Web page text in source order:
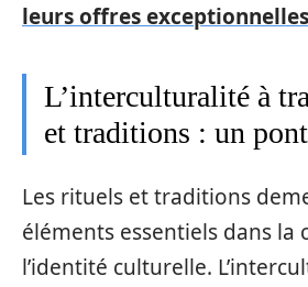
leurs offres exceptionnelles
L’interculturalité à
et traditions : un
Les rituels et traditions
éléments essentiels dans la
l’identité culturelle.